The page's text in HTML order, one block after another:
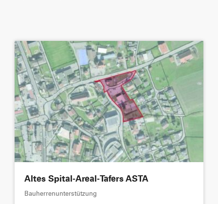
Altes Spital-Areal-Tafers ASTA
Bauherrenunterstützung